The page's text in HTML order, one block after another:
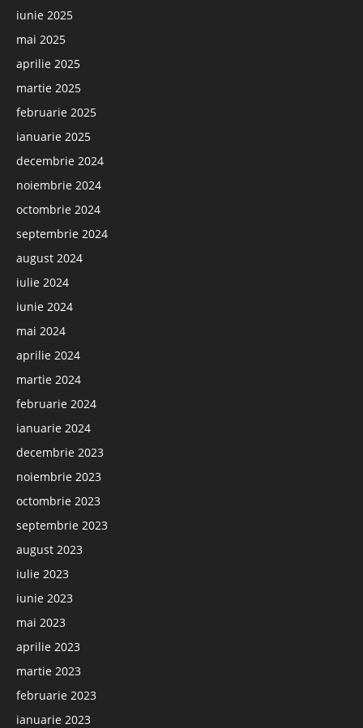
iunie 2025
mai 2025
aprilie 2025
martie 2025
februarie 2025
ianuarie 2025
decembrie 2024
noiembrie 2024
octombrie 2024
septembrie 2024
august 2024
iulie 2024
iunie 2024
mai 2024
aprilie 2024
martie 2024
februarie 2024
ianuarie 2024
decembrie 2023
noiembrie 2023
octombrie 2023
septembrie 2023
august 2023
iulie 2023
iunie 2023
mai 2023
aprilie 2023
martie 2023
februarie 2023
ianuarie 2023